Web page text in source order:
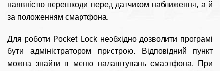
наявністю перешкоди перед датчиком наближення, а й
за положенням смартфона.
Для роботи Pocket Lock необхідно дозволити програмі
бути адміністратором пристрою. Відповідний пункт
можна знайти в меню налаштувань смартфона. При